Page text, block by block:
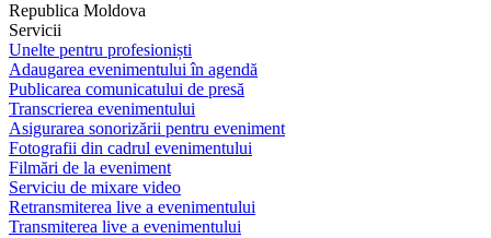
Republica Moldova
Servicii
Unelte pentru profesioniști
Adaugarea evenimentului în agendă
Publicarea comunicatului de presă
Transcrierea evenimentului
Asigurarea sonorizării pentru eveniment
Fotografii din cadrul evenimentului
Filmări de la eveniment
Serviciu de mixare video
Retransmiterea live a evenimentului
Transmiterea live a evenimentului